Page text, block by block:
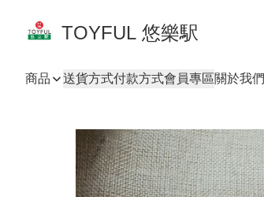
TOYFUL 悠樂駅
商品 送貨方式付款方式會員專區關於我們